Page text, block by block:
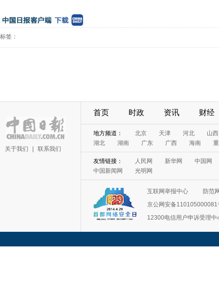
标签：
关于我们 联系我们
首页 时政 资讯 财经
地方频道： 北京 天津 河北
山西
湖北
湖南 广东 广西 海南
友情链接： 人民网 新华网
中国网
中国新闻网
光明网
互联网举报中心
防范
京公网安备110105000081
12300电信用户申诉受理中